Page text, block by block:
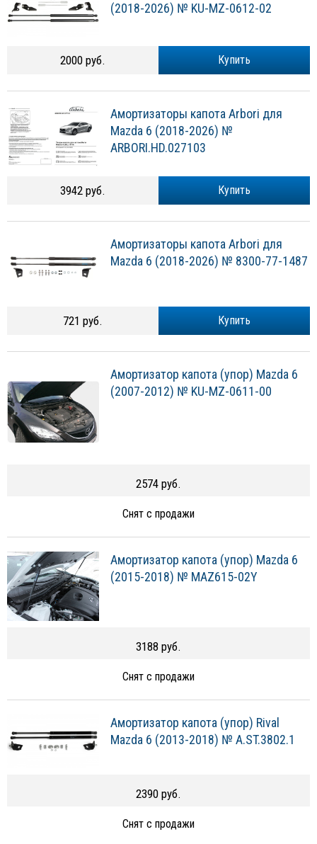
(2018-2026) № KU-MZ-0612-02
Купить
2000 руб.
Амортизаторы капота Arbori для
Mazda 6 (2018-2026) №
ARBORI.HD.027103
Купить
3942 руб.
Амортизаторы капота Arbori для
Mazda 6 (2018-2026) № 8300-77-1487
Купить
721 руб.
Амортизатор капота (упор) Mazda 6
(2007-2012) № KU-MZ-0611-00
2574 руб.
Снят с продажи
Амортизатор капота (упор) Mazda 6
(2015-2018) № MAZ615-02Y
3188 руб.
Снят с продажи
Амортизатор капота (упор) Rival
Mazda 6 (2013-2018) № A.ST.3802.1
2390 руб.
Снят с продажи